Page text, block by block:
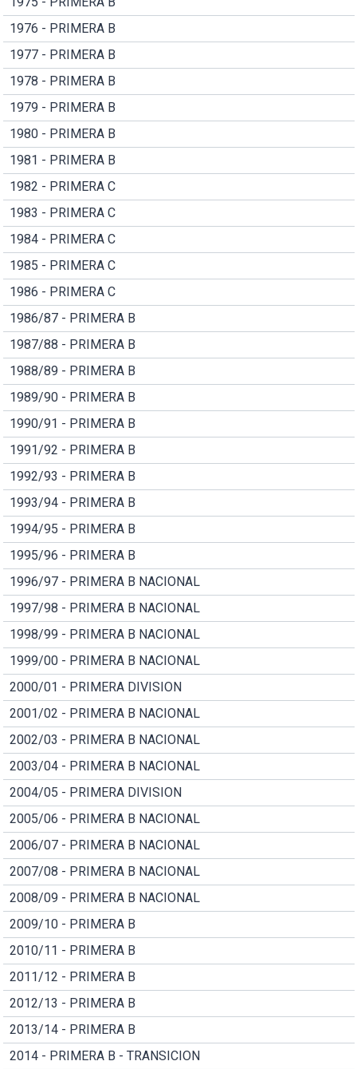
1976 - PRIMERA B
1977 - PRIMERA B
1978 - PRIMERA B
1979 - PRIMERA B
1980 - PRIMERA B
1981 - PRIMERA B
1982 - PRIMERA C
1983 - PRIMERA C
1984 - PRIMERA C
1985 - PRIMERA C
1986 - PRIMERA C
1986/87 - PRIMERA B
1987/88 - PRIMERA B
1988/89 - PRIMERA B
1989/90 - PRIMERA B
1990/91 - PRIMERA B
1991/92 - PRIMERA B
1992/93 - PRIMERA B
1993/94 - PRIMERA B
1994/95 - PRIMERA B
1995/96 - PRIMERA B
1996/97 - PRIMERA B NACIONAL
1997/98 - PRIMERA B NACIONAL
1998/99 - PRIMERA B NACIONAL
1999/00 - PRIMERA B NACIONAL
2000/01 - PRIMERA DIVISION
2001/02 - PRIMERA B NACIONAL
2002/03 - PRIMERA B NACIONAL
2003/04 - PRIMERA B NACIONAL
2004/05 - PRIMERA DIVISION
2005/06 - PRIMERA B NACIONAL
2006/07 - PRIMERA B NACIONAL
2007/08 - PRIMERA B NACIONAL
2008/09 - PRIMERA B NACIONAL
2009/10 - PRIMERA B
2010/11 - PRIMERA B
2011/12 - PRIMERA B
2012/13 - PRIMERA B
2013/14 - PRIMERA B
2014 - PRIMERA B - TRANSICION